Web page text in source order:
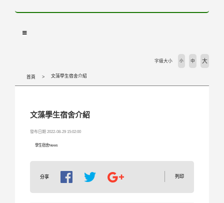
首頁 文藻學生宿舍介紹
字級大小 小 中 大
文藻學生宿舍介紹
發布日期 2022-08-29 15:02:00
學生宿舍News
分享 列印